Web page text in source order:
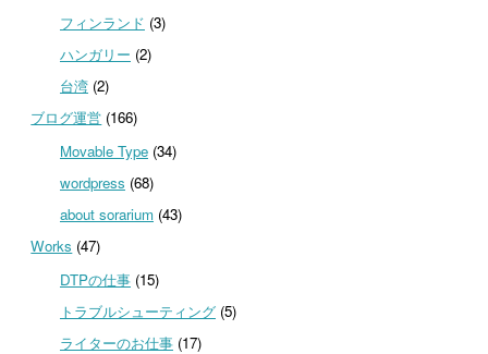
フィンランド (3)
ハンガリー (2)
台湾(2)
ブログ運営 (166)
Movable Type(34)
wordpress (68)
about sorarium(43)
Works (47)
DTPの仕事(15)
トラブルシューティング(5)
ライターのお仕事(17)